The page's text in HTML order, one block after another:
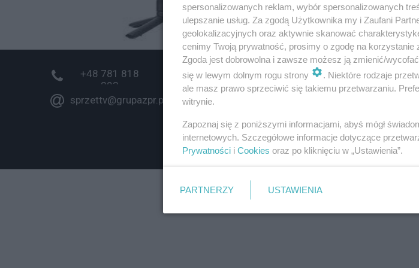
Wszelkie prawa
sprzettv@grupazpr.pl
+48 781 818
293
spersonalizowanych reklam, wybór spersonalizowanych
ulepszanie usług. Za zgodą Użytkownika my i Zaufani
geolokalizacyjnych oraz aktywnie skanować
cenimy Twoją prywatność, prosimy o zgodę na korzystanie
Zgoda jest dobrowolna i zawsze możesz ją zmienić/
się w lewym dolnym rogu strony
. Niektóre rodzaje
ale masz prawo sprzeciwić się takiemu przetwarzaniu.
witrynie.
Zapoznaj się z poniższymi informacjami, abyś mógł
internetowych. Szczegółowe informacje dotyczące
Prywatności i Cookies oraz po kliknięciu w „Ustawienia”.
PARTNERZY USTAWIENIA